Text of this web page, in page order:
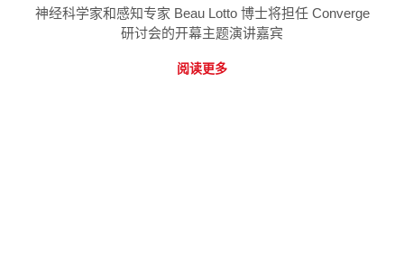
神经科学家和感知专家 Beau Lotto 博士将担任 Converge
研讨会的开幕主题演讲嘉宾
阅读更多